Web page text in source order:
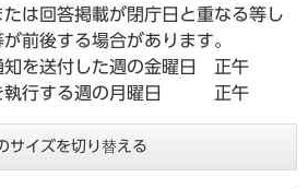
は回答掲載が閉庁日と重なる等し
前後する場合があります。
送付した週の金曜日 正午
行する週の月曜日 正午
サイズを切り替える